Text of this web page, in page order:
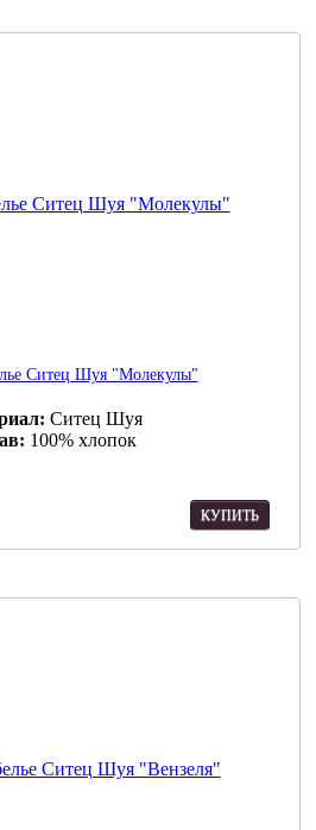
Ситец Шуя "Молекулы"
Ситец Шуя
100% хлопок
КУПИТЬ